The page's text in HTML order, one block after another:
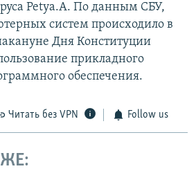
Petya.A. По данным СБУ,
систем происходило в
Дня Конституции
прикладного
обеспечения.
Читать без VPN Follow us